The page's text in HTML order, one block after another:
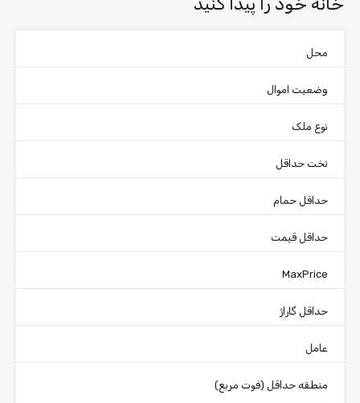
محل
وضعیت اموال
نوع ملک
تخت حداقل
حداقل حمام
حداقل قیمت
MaxPrice
حداقل گاراژ
عامل
منطقه حداقل (فوت مربع)